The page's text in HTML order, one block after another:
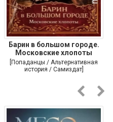
Барин в большом городе.
Московские хлопоты
[Попаданцы / Альтернативная
история / Самиздат]